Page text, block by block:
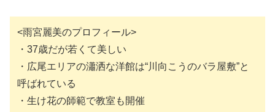
<雨宮麗美のプロフィール>
・37歳だが若くて美しい
・広尾エリアの瀟洒な洋館は“川向こうのバラ屋敷”と
呼ばれている
・生け花の師範で教室も開催